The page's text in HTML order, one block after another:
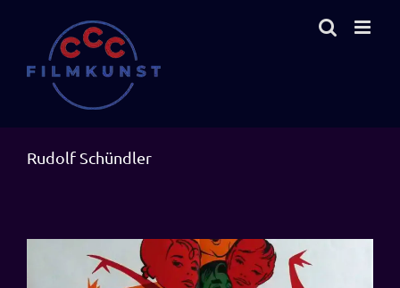
springen
Rudolf Schündler